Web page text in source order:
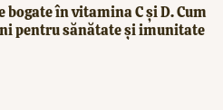
bogate în vitamina C și D. Cum
pentru sănătate și imunitate